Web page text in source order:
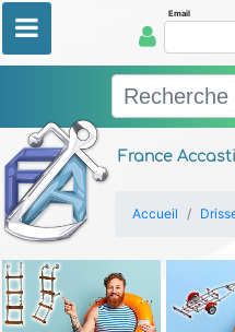
France
Email
Accueil